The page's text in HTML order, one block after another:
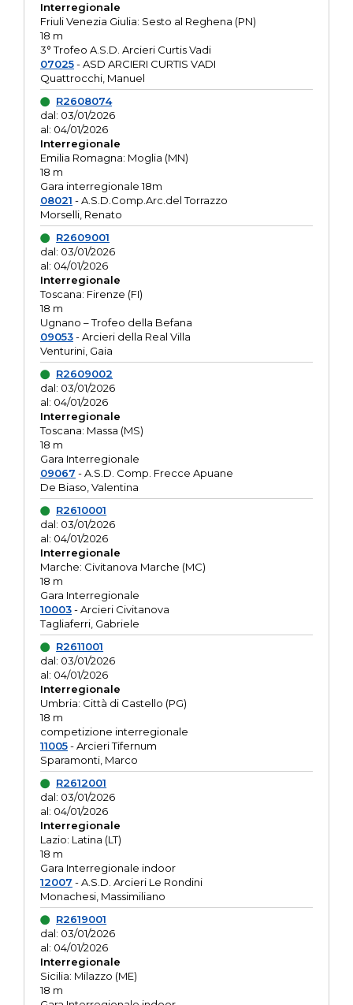
Interregionale
Friuli Venezia Giulia: Sesto al Reghena (PN)
18 m
3° Trofeo A.S.D. Arcieri Curtis Vadi
07025- ASD ARCIERI CURTIS VADI
Quattrocchi, Manuel
R2608074
dal: 03/01/2026
al: 04/01/2026
Interregionale
Emilia Romagna: Moglia (MN)
18 m
Gara interregionale 18m
08021 - A.S.D.Comp.Arc.del Torrazzo
Morselli, Renato
R2609001
dal: 03/01/2026
al: 04/01/2026
Interregionale
Toscana: Firenze (FI)
18 m
Ugnano – Trofeo della Befana
09053- Arcieri della Real Villa
Venturini, Gaia
R2609002
dal: 03/01/2026
al: 04/01/2026
Interregionale
Toscana: Massa (MS)
18 m
Gara Interregionale
09067 - A.S.D. Comp. Frecce Apuane
De Biaso, Valentina
R2610001
dal: 03/01/2026
al: 04/01/2026
Interregionale
Marche: Civitanova Marche (MC)
18 m
Gara Interregionale
10003- Arcieri Civitanova
Tagliaferri, Gabriele
R2611001
dal: 03/01/2026
al: 04/01/2026
Interregionale
Umbria: Città di Castello (PG)
18 m
competizione interregionale
11005- Arcieri Tifernum
Sparamonti, Marco
R2612001
dal: 03/01/2026
al: 04/01/2026
Interregionale
Lazio: Latina (LT)
18 m
Gara Interregionale indoor
12007 - A.S.D. Arcieri Le Rondini
Monachesi, Massimiliano
R2619001
dal: 03/01/2026
al: 04/01/2026
Interregionale
Sicilia: Milazzo (ME)
18 m